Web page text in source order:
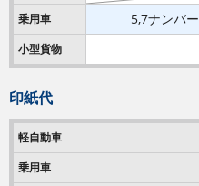
乗用車
5,7ナンバー
小型貨物
印紙代
軽自動車
乗用車